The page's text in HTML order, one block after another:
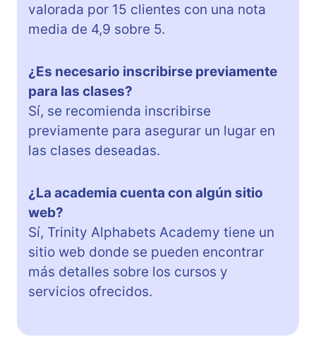
valorada por 15 clientes con una nota
media de 4,9 sobre 5.
¿Es necesario inscribirse previamente
para las clases?
Sí, se recomienda inscribirse
previamente para asegurar un lugar en
las clases deseadas.
¿La academia cuenta con algún sitio
web?
Sí, Trinity Alphabets Academy tiene un
sitio web donde se pueden encontrar
más detalles sobre los cursos y
servicios ofrecidos.